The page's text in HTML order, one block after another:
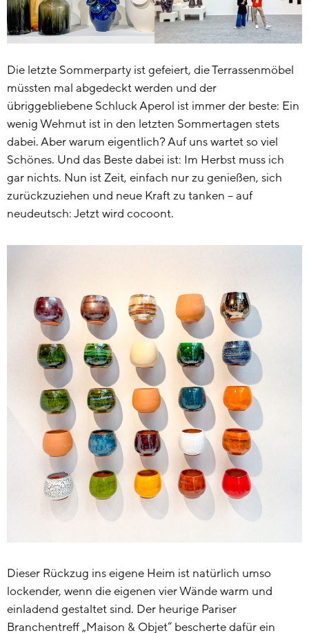
Die letzte Sommerparty ist gefeiert, die Terrassenmöbel
müssten mal abgedeckt werden und der
übriggebliebene Schluck Aperol ist immer der beste: Ein
wenig Wehmut ist in den letzten Sommertagen stets
dabei. Aber warum eigentlich? Auf uns wartet so viel
Schönes. Und das Beste dabei ist: Im Herbst muss ich
gar nichts. Nun ist Zeit, einfach nur zu genießen, sich
zurückzuziehen und neue Kraft zu tanken – auf
neudeutsch: Jetzt wird cocoont.
Dieser Rückzug ins eigene Heim ist natürlich umso
lockender, wenn die eigenen vier Wände warm und
einladend gestaltet sind. Der heurige Pariser
Branchentreff „Maison & Objet“ bescherte dafür ein